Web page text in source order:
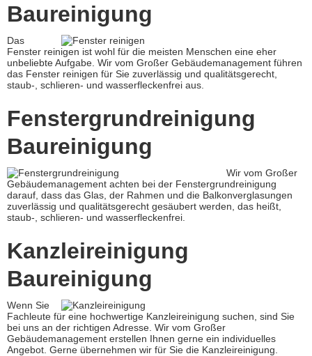
Baureinigung
Das
Fenster reinigen ist wohl für die meisten Menschen eine eher
unbeliebte Aufgabe. Wir vom Großer Gebäudemanagement führen
das Fenster reinigen für Sie zuverlässig und qualitätsgerecht,
staub-, schlieren- und wasserfleckenfrei aus.
Fenstergrundreinigung
Baureinigung
Wir vom Großer
Gebäudemanagement achten bei der Fenstergrundreinigung
darauf, dass das Glas, der Rahmen und die Balkonverglasungen
zuverlässig und qualitätsgerecht gesäubert werden, das heißt,
staub-, schlieren- und wasserfleckenfrei.
Kanzleireinigung
Baureinigung
Wenn Sie
Fachleute für eine hochwertige Kanzleireinigung suchen, sind Sie
bei uns an der richtigen Adresse. Wir vom Großer
Gebäudemanagement erstellen Ihnen gerne ein individuelles
Angebot. Gerne übernehmen wir für Sie die Kanzleireinigung.